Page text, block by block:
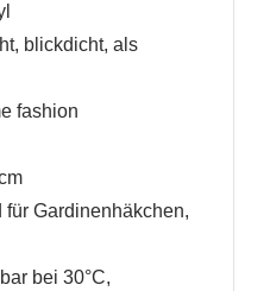
blickdicht, als
fashion
für Gardinenhäkchen,
bei 30°C,